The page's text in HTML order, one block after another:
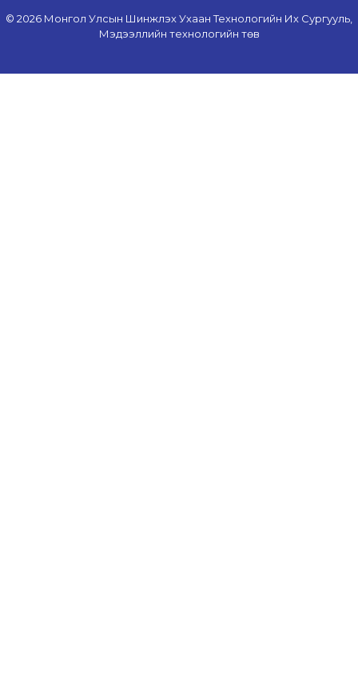
© 2026 Монгол Улсын Шинжлэх Ухаан Технологийн Их Сургууль,
Мэдээллийн технологийн төв